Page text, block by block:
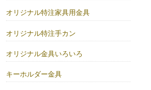
オリジナル特注家具用金具
オリジナル特注手カン
オリジナル金具いろいろ
キーホルダー金具